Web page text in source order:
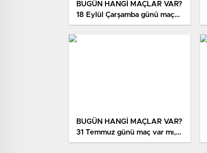
BUGÜN HANGİ MAÇLAR VAR?
18 Eylül Çarşamba günü maç
var mı, hangi kanaldan
yayınlanıyor, şifresiz mi?
BUGÜN HANGİ MAÇLAR VAR?
31 Temmuz günü maç var mı,
hangi kanaldan yayınlanıyor,